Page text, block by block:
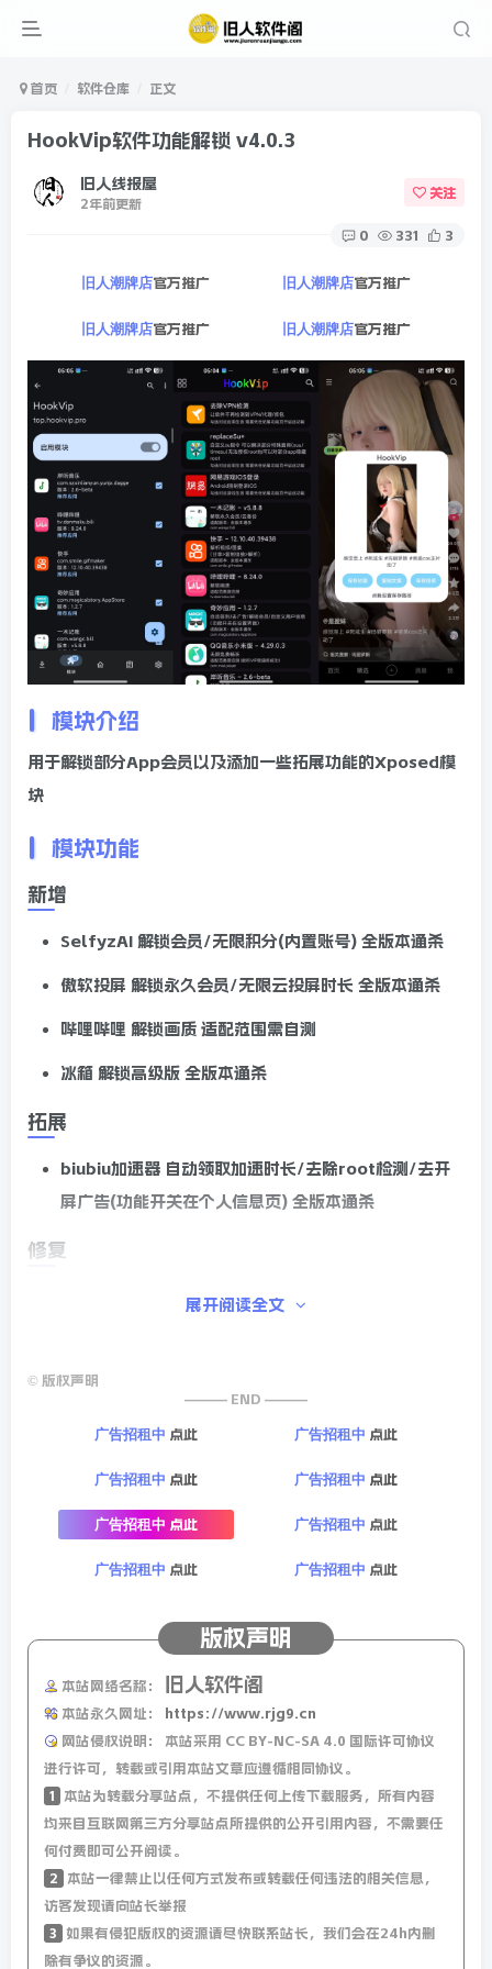
首页 软件仓库 正文
HookVip软件功能解锁 v4.0.3
旧人线报屋
2年前更新
关注
0 331 3
旧人潮牌店官方推广 旧人潮牌店官方推广
旧人潮牌店官方推广 旧人潮牌店官方推广
模块介绍
用于解锁部分App会员以及添加一些拓展功能的Xposed模
块
模块功能
新增
SelfyzAI 解锁会员/无限积分(内置账号) 全版本通杀
傲软投屏 解锁永久会员/无限云投屏时长 全版本通杀
哔哩哔哩 解锁画质 适配范围需自测
冰箱 解锁高级版 全版本通杀
拓展
biubiu加速器 自动领取加速时长/去除root检测/去开
屏广告(功能开关在个人信息页) 全版本通杀
修复
自动签到闪退
ApiService
部分应用失效
适配
岸听音乐(com.szxinlianyun.yunjx.dagge)解锁会
快手/快手极速版支持免root框架(仅本地模式)
下载不了
Github仓库 下载
蓝奏云 v4.0.3 下载
展开阅读全文
© 版权声明
——— END ———
广告招租中 点此 广告招租中 点此
广告招租中 点此 广告招租中 点此
广告招租中 点此 广告招租中 点此
广告招租中 点此 广告招租中 点此
版权声明
本站网络名称： 旧人软件阁
本站永久网址：
https://www.rjg9.cn
网站侵权说明：
本站采用 CC BY-NC-SA 4.0 国际许可协议
进行许可，转载或引用本站文章应遵循相同协议。
1
本站为转载分享站点，不提供任何上传下载服务，所有内容
均来自互联网第三方分享站点所提供的公开引用内容，不需要任
何付费即可公开阅读。
2
本站一律禁止以任何方式发布或转载任何违法的相关信息，
访客发现请向站长举报
3
如果有侵犯版权的资源请尽快联系站长，我们会在24h内删
除有争议的资源。